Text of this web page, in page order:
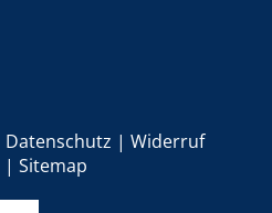
Datenschutz
Widerruf
Sitemap